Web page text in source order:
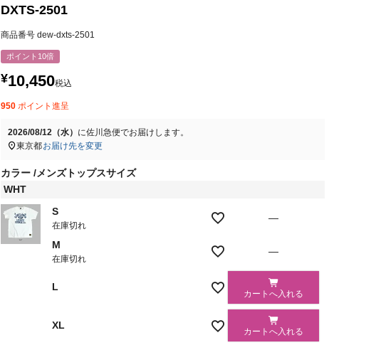
DXTS-2501
商品番号 dew-dxts-2501
ポイント10倍
¥10,450税込
950 ポイント進呈
2026/08/12（水） に佐川急便でお届けします。
東京都お届け先を変更
カラー
メンズトップスサイズ
WHT
S
在庫切れ
—
M
在庫切れ
—
L
カートへ入れる
XL
カートへ入れる